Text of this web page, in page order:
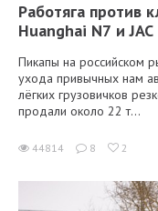
Работяга против
Huanghai N7 и
Пикапы на российском
ухода привычных нам
лёгких грузовичков
продали около 22 т...
44814 8 2